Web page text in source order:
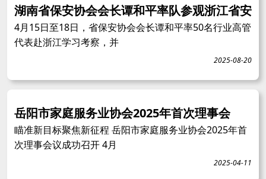
湖南省保安协会会长谭和平率队参观浙江省安
4月15日至18日，省保安协会会长谭和平率50名行业高管
代表赴浙江学习考察，并
2025-08-20
岳阳市家庭服务业协会2025年首次理事会
瞄准新目标聚焦新征程 岳阳市家庭服务业协会2025年首
次理事会议成功召开 4月
2025-04-11